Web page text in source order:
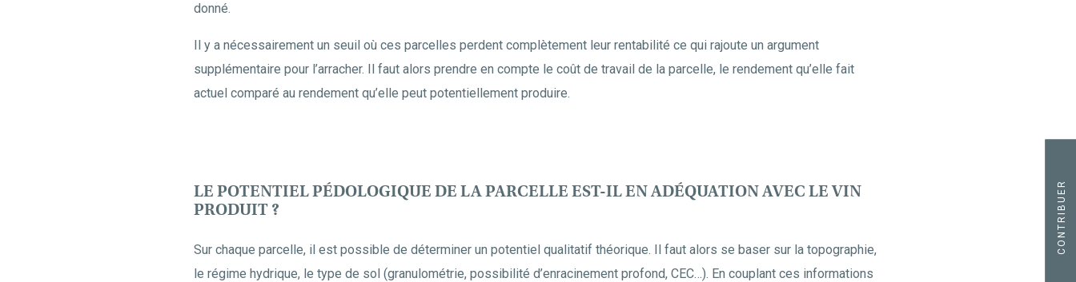
donné.
Il y a nécessairement un seuil où ces parcelles perdent complètement leur rentabilité ce qui rajoute un argument
supplémentaire pour l’arracher. Il faut alors prendre en compte le coût de travail de la parcelle, le rendement qu’elle fait
actuel comparé au rendement qu’elle peut potentiellement produire.
LE POTENTIEL PÉDOLOGIQUE DE LA PARCELLE EST-IL EN ADÉQUATION AVEC LE VIN
PRODUIT ?
Sur chaque parcelle, il est possible de déterminer un potentiel qualitatif théorique. Il faut alors se baser sur la topographie,
le régime hydrique, le type de sol (granulométrie, possibilité d’enracinement profond, CEC…). En couplant ces informations
CONTRIBUER